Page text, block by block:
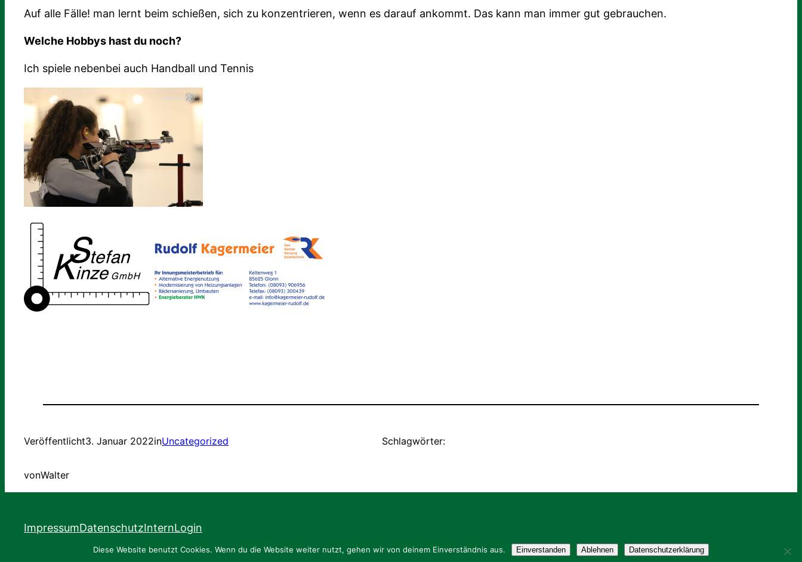
Auf alle Fälle! man lernt beim schießen, sich zu konzentrieren, wenn es darauf ankommt. Das kann man immer gut gebrauchen.
Welche Hobbys hast du noch?
Ich spiele nebenbei auch Handball und Tennis
Veröffentlicht3. Januar 2022inUncategorized
vonWalter
Schlagwörter:
ImpressumDatenschutzInternLogin
Diese Website benutzt Cookies. Wenn du die Website weiter nutzt, gehen wir von deinem Einverständnis aus. Einverstanden Ablehnen Datenschutzerklärung